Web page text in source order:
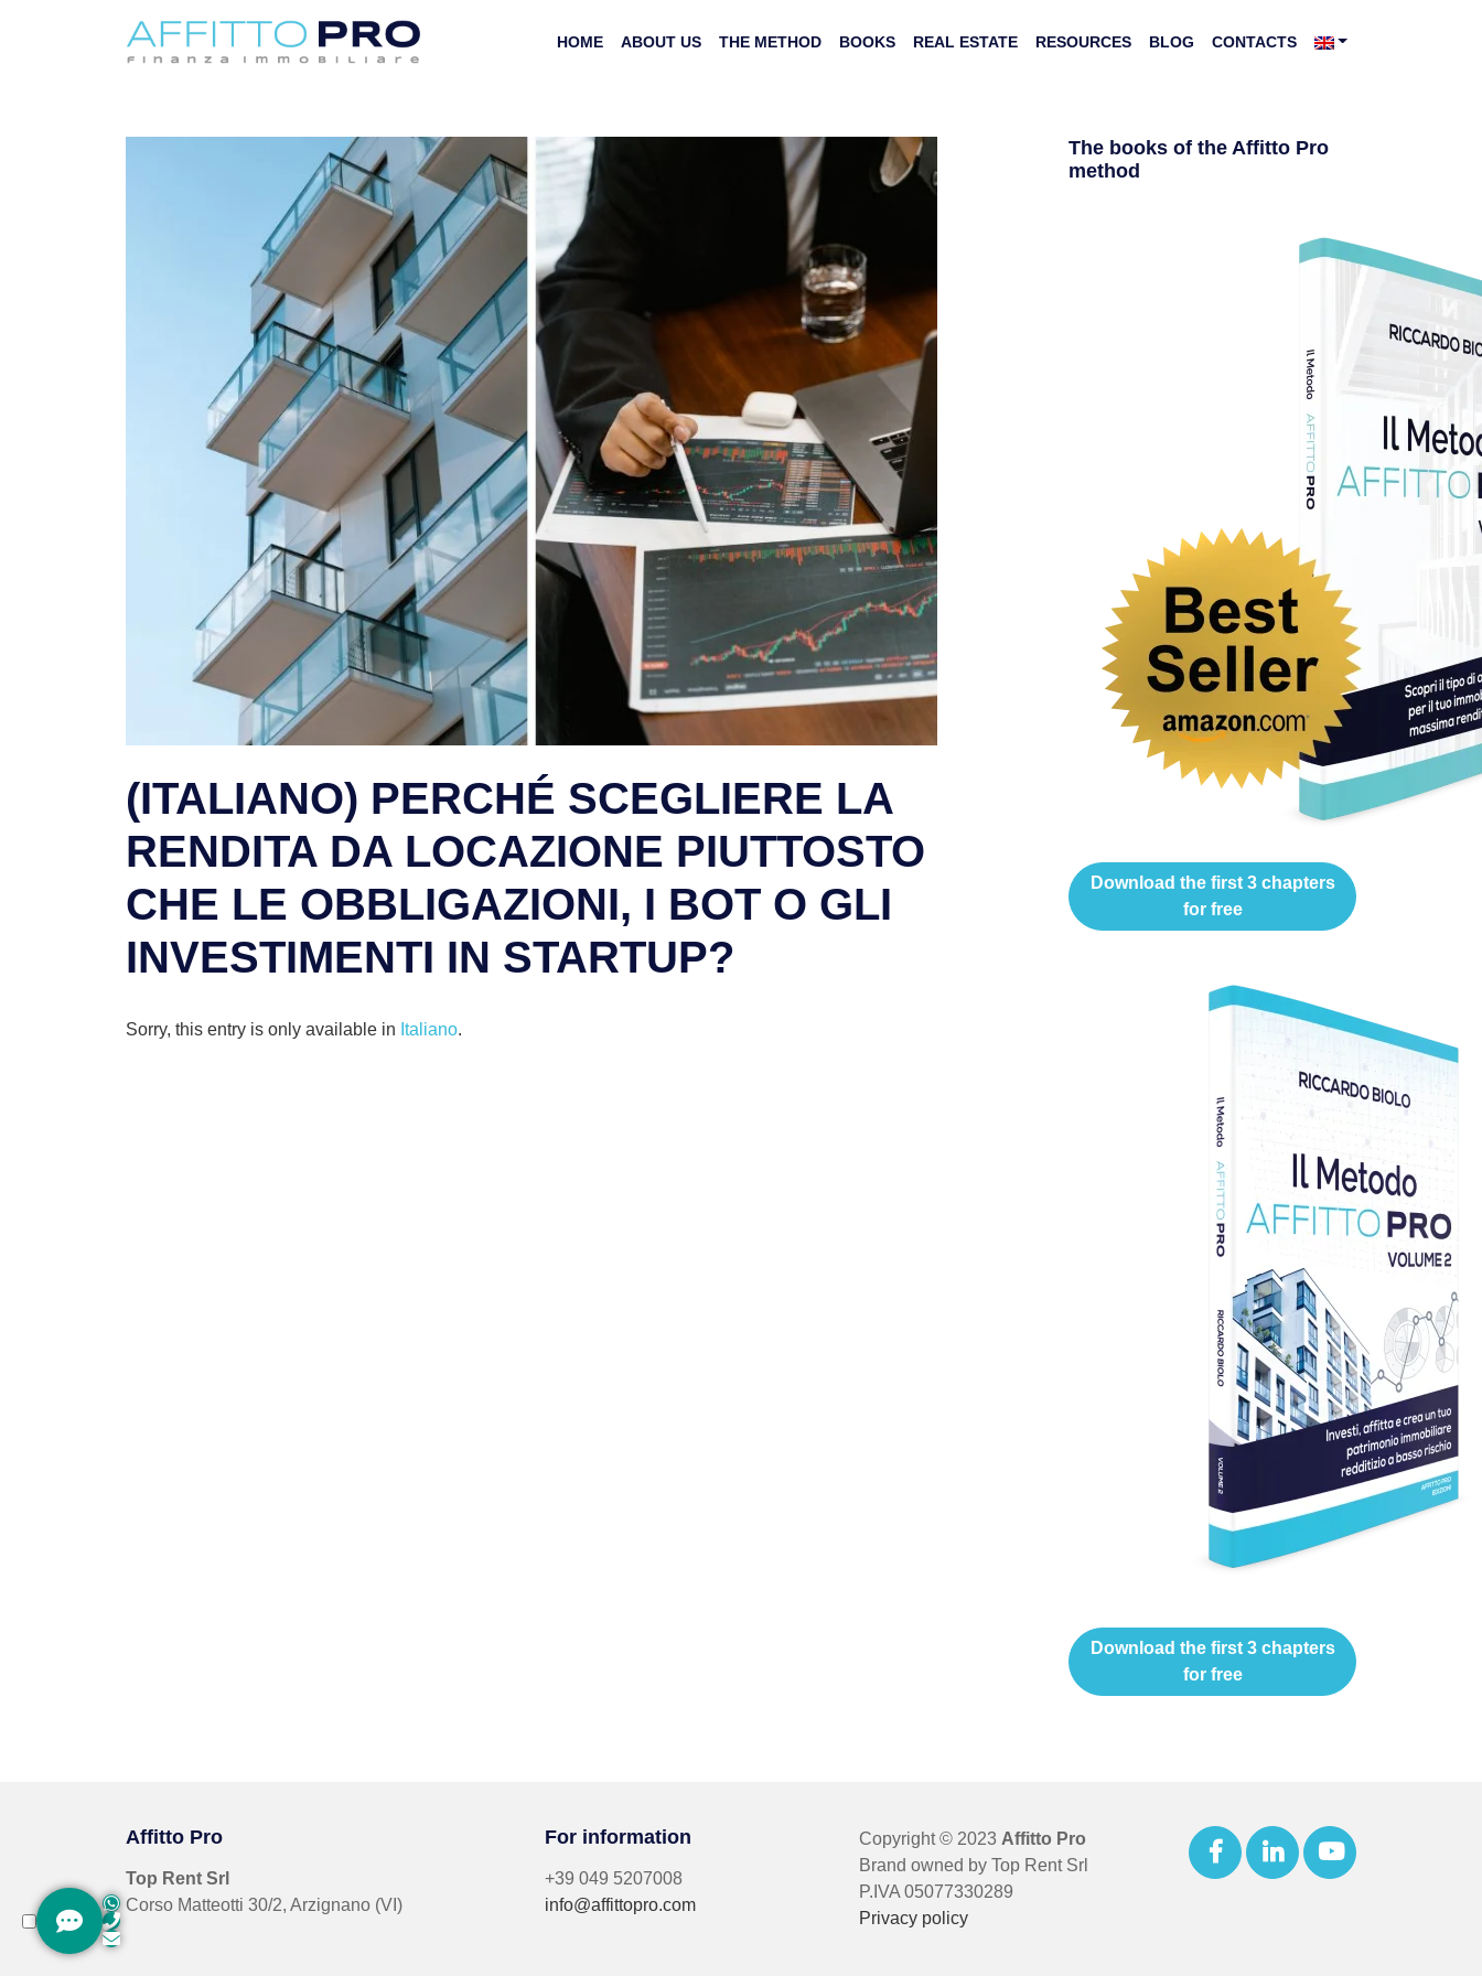
HOME ABOUT US THE METHOD BOOKS REAL ESTATE RESOURCES BLOG CONTACTS
(ITALIANO) PERCHÉ SCEGLIERE LA
RENDITA DA LOCAZIONE PIUTTOSTO
CHE LE OBBLIGAZIONI, I BOT O GLI
INVESTIMENTI IN STARTUP?
Sorry, this entry is only available in Italiano.
The books of the Affitto Pro
method
Download the first 3 chapters
for free
Download the first 3 chapters
for free
Affitto Pro
Top Rent Srl
Corso Matteotti 30/2, Arzignano (VI)
For information
+39 049 5207008
info@affittopro.com
Copyright © 2023 Affitto Pro
Brand owned by Top Rent Srl
P.IVA 05077330289
Privacy policy